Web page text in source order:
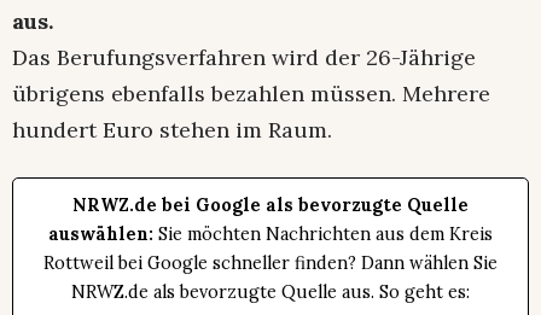
aus.
Das Berufungsverfahren wird der 26-Jährige
übrigens ebenfalls bezahlen müssen. Mehrere
hundert Euro stehen im Raum.
NRWZ.de bei Google als bevorzugte Quelle
auswählen: Sie möchten Nachrichten aus dem Kreis
Rottweil bei Google schneller finden? Dann wählen Sie
NRWZ.de als bevorzugte Quelle aus. So geht es: